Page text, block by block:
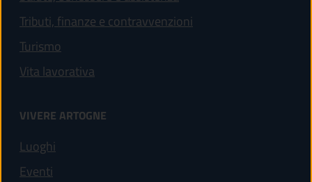
Tributi, finanze e contravvenzioni
Turismo
Vita lavorativa
VIVERE ARTOGNE
Luoghi
Eventi